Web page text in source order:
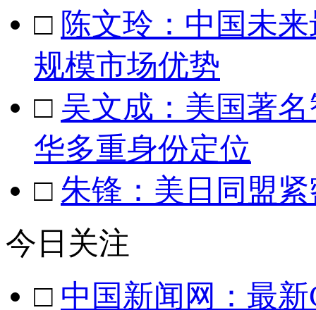
□ 陈文玲：中国未
规模市场优势
□ 吴文成：美国著
华多重身份定位
□ 朱锋：美日同盟
今日关注
□ 中国新闻网：最